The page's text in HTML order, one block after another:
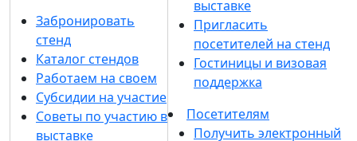
Забронировать
стенд
Каталог стендов
Работаем на своем
Субсидии на участие
Советы по участию в
выставке
выставке
Пригласить
посетителей на стенд
Гостиницы и визовая
поддержка
Посетителям
Получить электронный